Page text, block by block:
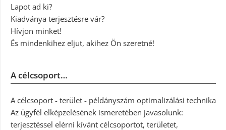
Lapot ad ki?
Kiadványa terjesztésre vár?
Hívjon minket!
És mindenkihez eljut, akihez Ön szeretné!
A célcsoport…
A célcsoport - terület - példányszám optimalizálási technika
Az ügyfél elképzelésének ismeretében javasolunk:
terjesztéssel elérni kívánt célcsoportot, területet,